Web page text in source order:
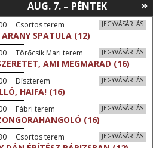
»
AUG. 7. – PÉNTEK
JEGYVÁSÁRLÁS
Csortos terem
SPATULA (12)
JEGYVÁSÁRLÁS
Törőcsik Mari terem
AMI MEGMARAD (16)
JEGYVÁSÁRLÁS
Díszterem
HAIFA! (16)
JEGYVÁSÁRLÁS
Fábri terem
(16)
JEGYVÁSÁRLÁS
Csortos terem